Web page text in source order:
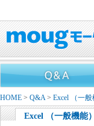
HOME > Q&A> Excel （一般
Excel （一般機能）